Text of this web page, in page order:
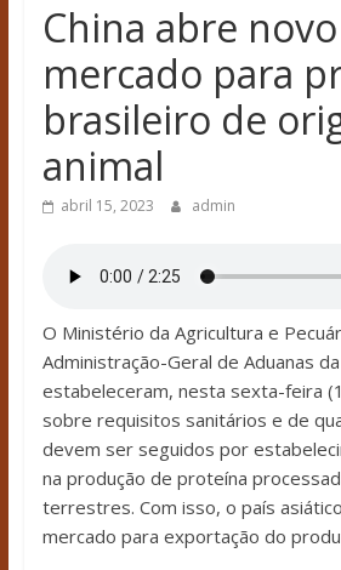
China abre novo
mercado para
brasileiro de
animal
abril 15, 2023 admin
O Ministério da Agricultura e
Administração-Geral de Aduanas
estabeleceram, nesta sexta-feira
sobre requisitos sanitários e de
devem ser seguidos por
na produção de proteína
terrestres. Com isso, o país
mercado para exportação do